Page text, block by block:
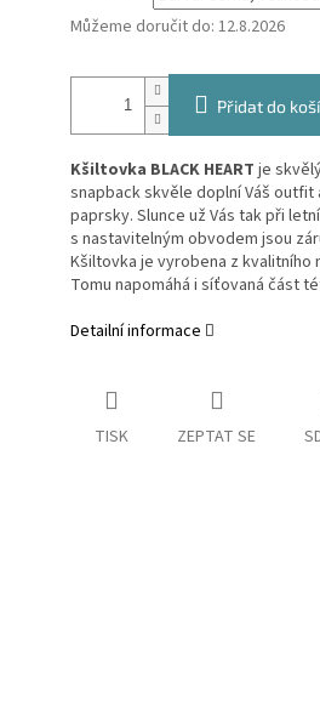
Můžeme doručit do: 12.8.2026
Přidat do
Kšiltovka BLACK HEART je
snapback skvěle doplní Váš
paprsky. Slunce už Vás tak při
s nastavitelným obvodem jsou
Kšiltovka je vyrobena z kvalitního
Tomu napomáhá i síťovaná část
Detailní informace
TISK ZEPTAT SE